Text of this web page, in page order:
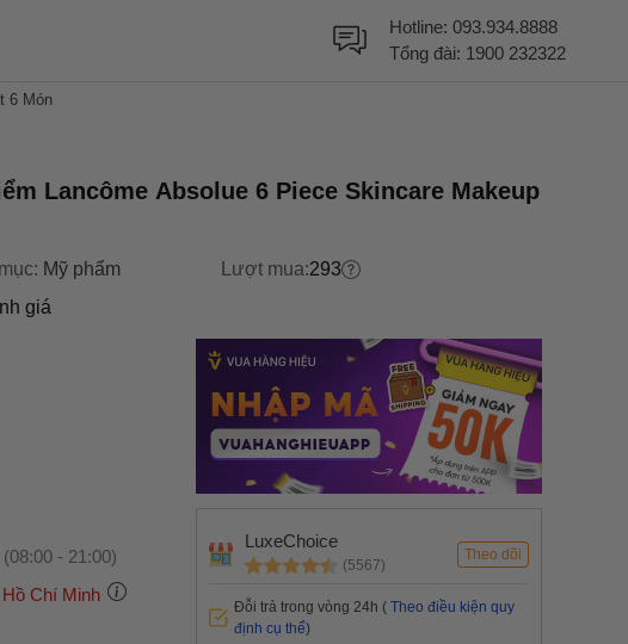
Hotline: 093.934.8888
Tổng đài: 1900 232322
6 Món
Lancôme Absolue 6 Piece Skincare Makeup
Mỹ phẩm Lượt mua:293
giá
(08:00 - 21:00)
Chí Minh
LuxeChoice
(5567)
Theo dõi
Đỗi trả trong vòng 24h ( Theo điều kiện quy
định cụ thể)